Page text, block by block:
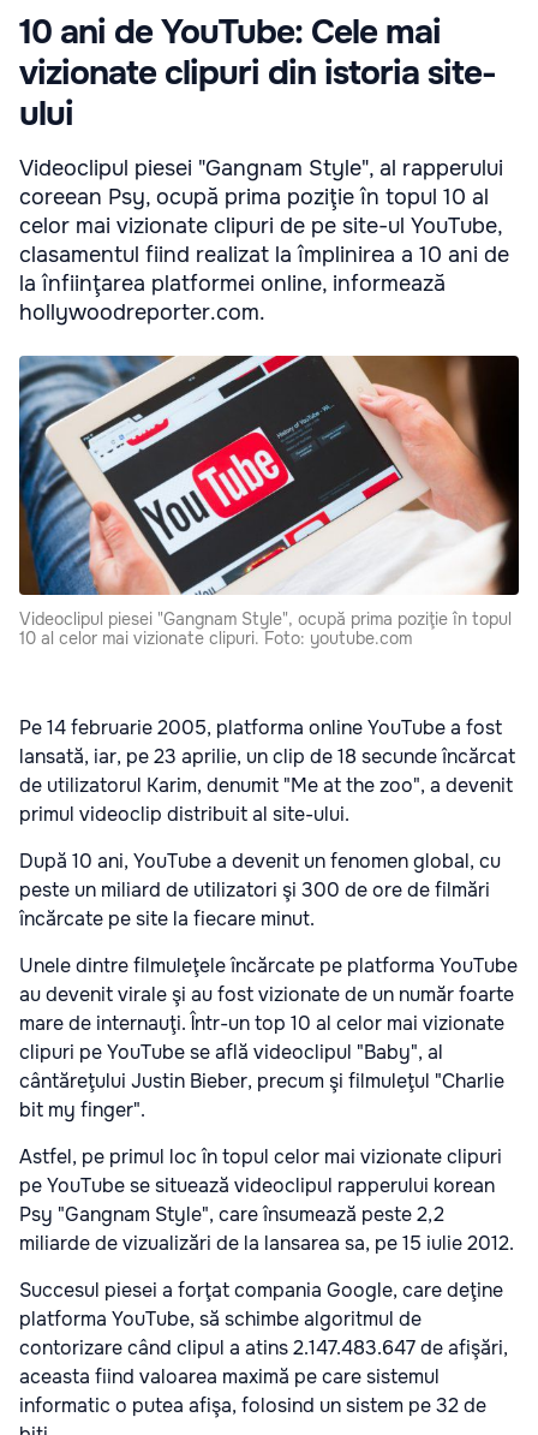
10 ani de YouTube: Cele mai
vizionate clipuri din istoria site-
ului
Videoclipul piesei "Gangnam Style", al rapperului
coreean Psy, ocupă prima poziţie în topul 10 al
celor mai vizionate clipuri de pe site-ul YouTube,
clasamentul fiind realizat la împlinirea a 10 ani de
la înfiinţarea platformei online, informează
hollywoodreporter.com.
Videoclipul piesei "Gangnam Style", ocupă prima poziţie în topul
10 al celor mai vizionate clipuri. Foto: youtube.com
Pe 14 februarie 2005, platforma online YouTube a fost
lansată, iar, pe 23 aprilie, un clip de 18 secunde încărcat
de utilizatorul Karim, denumit "Me at the zoo", a devenit
primul videoclip distribuit al site-ului.
După 10 ani, YouTube a devenit un fenomen global, cu
peste un miliard de utilizatori şi 300 de ore de filmări
încărcate pe site la fiecare minut.
Unele dintre filmuleţele încărcate pe platforma YouTube
au devenit virale şi au fost vizionate de un număr foarte
mare de internauţi. Într-un top 10 al celor mai vizionate
clipuri pe YouTube se află videoclipul "Baby", al
cântăreţului Justin Bieber, precum şi filmuleţul "Charlie
bit my finger".
Astfel, pe primul loc în topul celor mai vizionate clipuri
pe YouTube se situează videoclipul rapperului korean
Psy "Gangnam Style", care însumează peste 2,2
miliarde de vizualizări de la lansarea sa, pe 15 iulie 2012.
Succesul piesei a forţat compania Google, care deţine
platforma YouTube, să schimbe algoritmul de
contorizare când clipul a atins 2.147.483.647 de afişări,
aceasta fiind valoarea maximă pe care sistemul
informatic o putea afişa, folosind un sistem pe 32 de